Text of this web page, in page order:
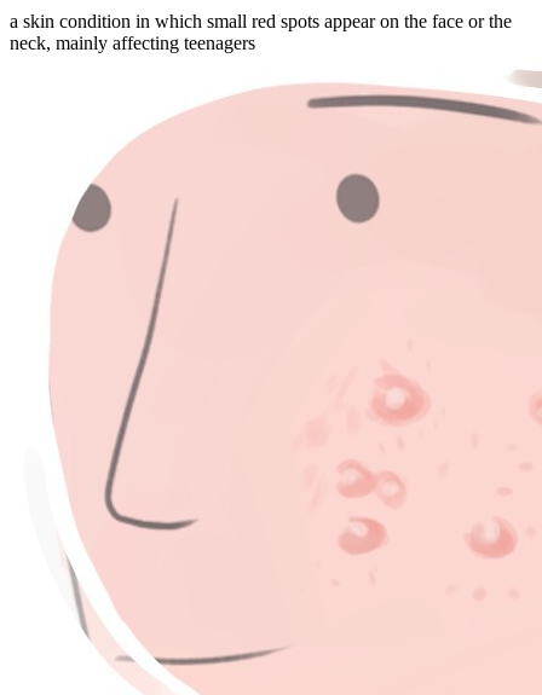
a skin condition in which small red spots appear on the face or the
neck, mainly affecting teenagers